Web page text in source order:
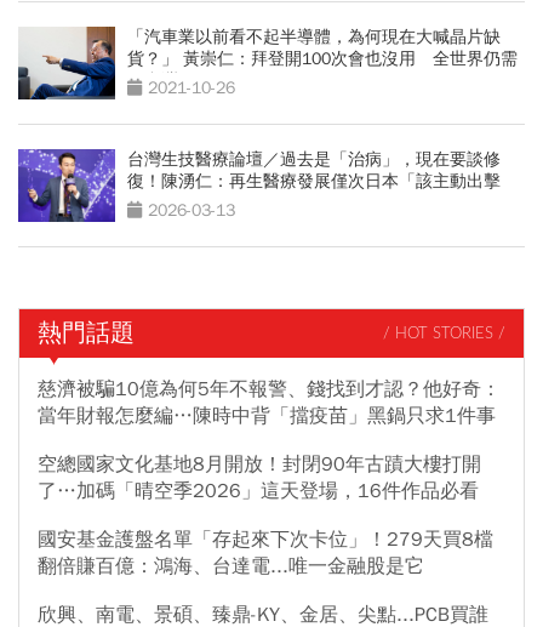
「汽車業以前看不起半導體，為何現在大喊晶片缺
貨？」 黃崇仁：拜登開100次會也沒用 全世界仍需
要台灣！
2021-10-26
台灣生技醫療論壇／過去是「治病」，現在要談修
復！陳湧仁：再生醫療發展僅次日本「該主動出擊
了」2026-03-13
熱門話題 / HOT STORIES /
慈濟被騙10億為何5年不報警、錢找到才認？他好奇：
當年財報怎麼編…陳時中背「擋疫苗」黑鍋只求1件事
空總國家文化基地8月開放！封閉90年古蹟大樓打開
了…加碼「晴空季2026」這天登場，16件作品必看
國安基金護盤名單「存起來下次卡位」！279天買8檔
翻倍賺百億：鴻海、台達電...唯一金融股是它
欣興、南電、景碩、臻鼎-KY、金居、尖點...PCB買誰